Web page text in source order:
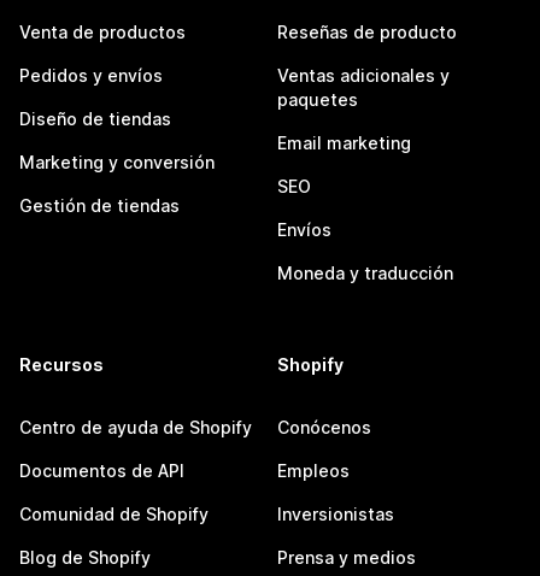
Venta de productos
Pedidos y envíos
Diseño de tiendas
Marketing y conversión
Gestión de tiendas
Reseñas de producto
Ventas adicionales y
paquetes
Email marketing
SEO
Envíos
Moneda y traducción
Recursos
Centro de ayuda de Shopify
Documentos de API
Comunidad de Shopify
Blog de Shopify
Shopify
Conócenos
Empleos
Inversionistas
Prensa y medios